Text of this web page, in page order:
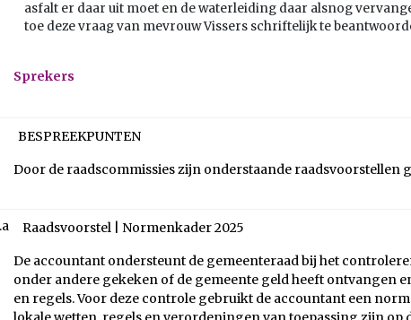
asfalt er daar uit moet en de waterleiding daar alsnog
toe deze vraag van mevrouw Vissers schriftelijk te
Sprekers
BESPREEKPUNTEN
Door de raadscommissies zijn onderstaande raadsvoorstellen
Raadsvoorstel | Normenkader 2025
De accountant ondersteunt de gemeenteraad bij het
onder andere gekeken of de gemeente geld heeft ontvangen
en regels. Voor deze controle gebruikt de accountant een